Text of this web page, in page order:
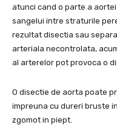
atunci cand o parte a
sangelui intre straturile
rezultat disectia sau
arteriala necontrolata,
al arterelor pot provoca o
O disectie de aorta poate
impreuna cu dureri bruste
zgomot in piept.